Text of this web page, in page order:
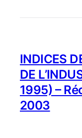
INDICES
DE
1995) –
2003